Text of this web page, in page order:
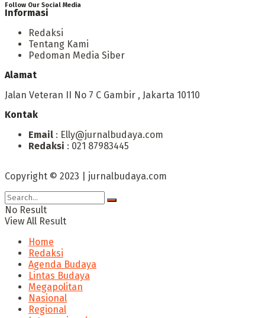
Follow Our Social Media
Informasi
Redaksi
Tentang Kami
Pedoman Media Siber
Alamat
Jalan Veteran II No 7 C Gambir , Jakarta 10110
Kontak
Email : Elly@jurnalbudaya.com
Redaksi : 021 87983445
Copyright © 2023 | jurnalbudaya.com
No Result
View All Result
Home
Redaksi
Agenda Budaya
Lintas Budaya
Megapolitan
Nasional
Regional